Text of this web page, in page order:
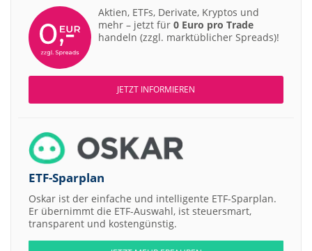
Aktien, ETFs, Derivate, Kryptos und
mehr – jetzt für 0 Euro pro Trade
handeln (zzgl. marktüblicher Spreads)!
JETZT INFORMIEREN
ETF-Sparplan
Oskar ist der einfache und intelligente ETF-Sparplan.
Er übernimmt die ETF-Auswahl, ist steuersmart,
transparent und kostengünstig.